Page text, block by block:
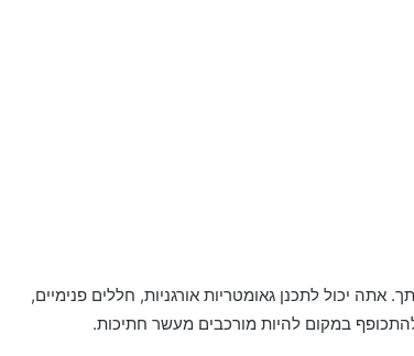
אתה יכול לתכנן גאומטריות אורגניות, חללים פנימיים,
במקום להיות מורכבים מעשר חתיכות.